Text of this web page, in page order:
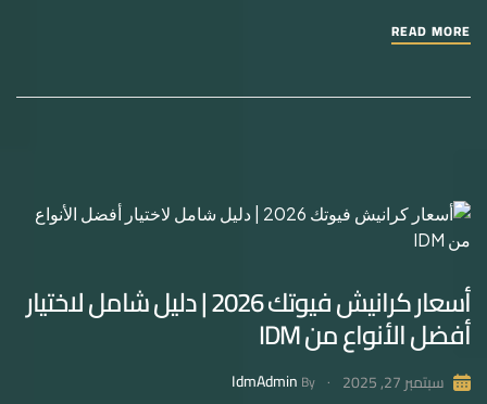
READ MORE
أسعار كرانيش فيوتك 2026 | دليل شامل لاختيار
أفضل الأنواع من IDM
سبتمبر 27, 2025 By
IdmAdmin